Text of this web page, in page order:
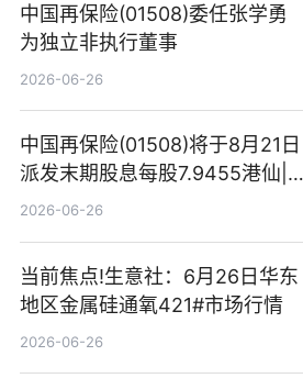
中国再保险(01508)委任张学勇
为独立非执行董事
2026-06-26
中国再保险(01508)将于8月21日
派发末期股息每股7.9455港仙|
看点
2026-06-26
当前焦点!生意社：6月26日华东
地区金属硅通氧421#市场行情
2026-06-26